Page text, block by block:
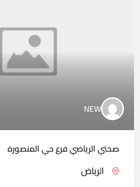
NEW
صحتي الرياضي فرع حي المنصورة
الرياض